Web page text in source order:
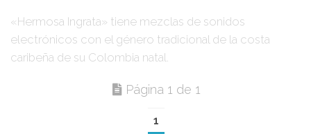
«Hermosa Ingrata» tiene mezclas de sonidos
electrónicos con el género tradicional de la costa
caribeña de su Colombia natal.
Página 1 de 1
1